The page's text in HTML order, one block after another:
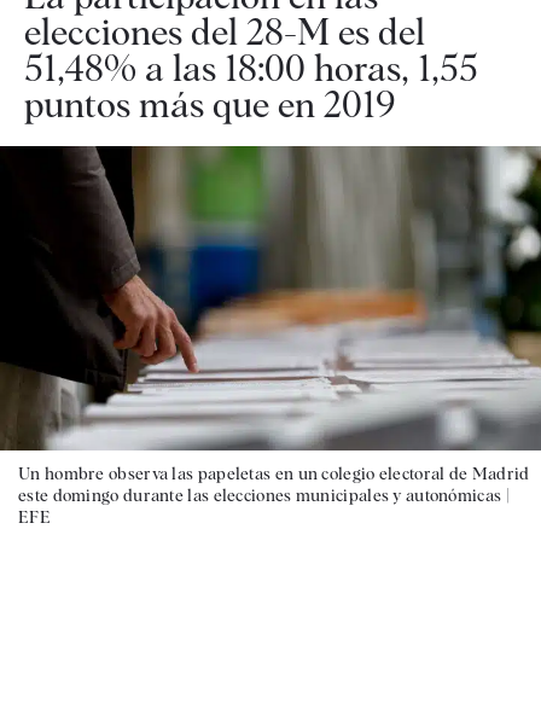
elecciones del 28-M es del
51,48% a las 18:00 horas, 1,55
puntos más que en 2019
Un hombre observa las papeletas en un colegio electoral de Madrid
este domingo durante las elecciones municipales y autonómicas |
EFE